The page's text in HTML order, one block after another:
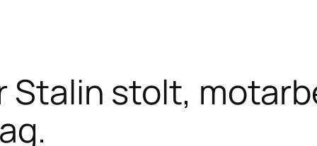
Stalin stolt,